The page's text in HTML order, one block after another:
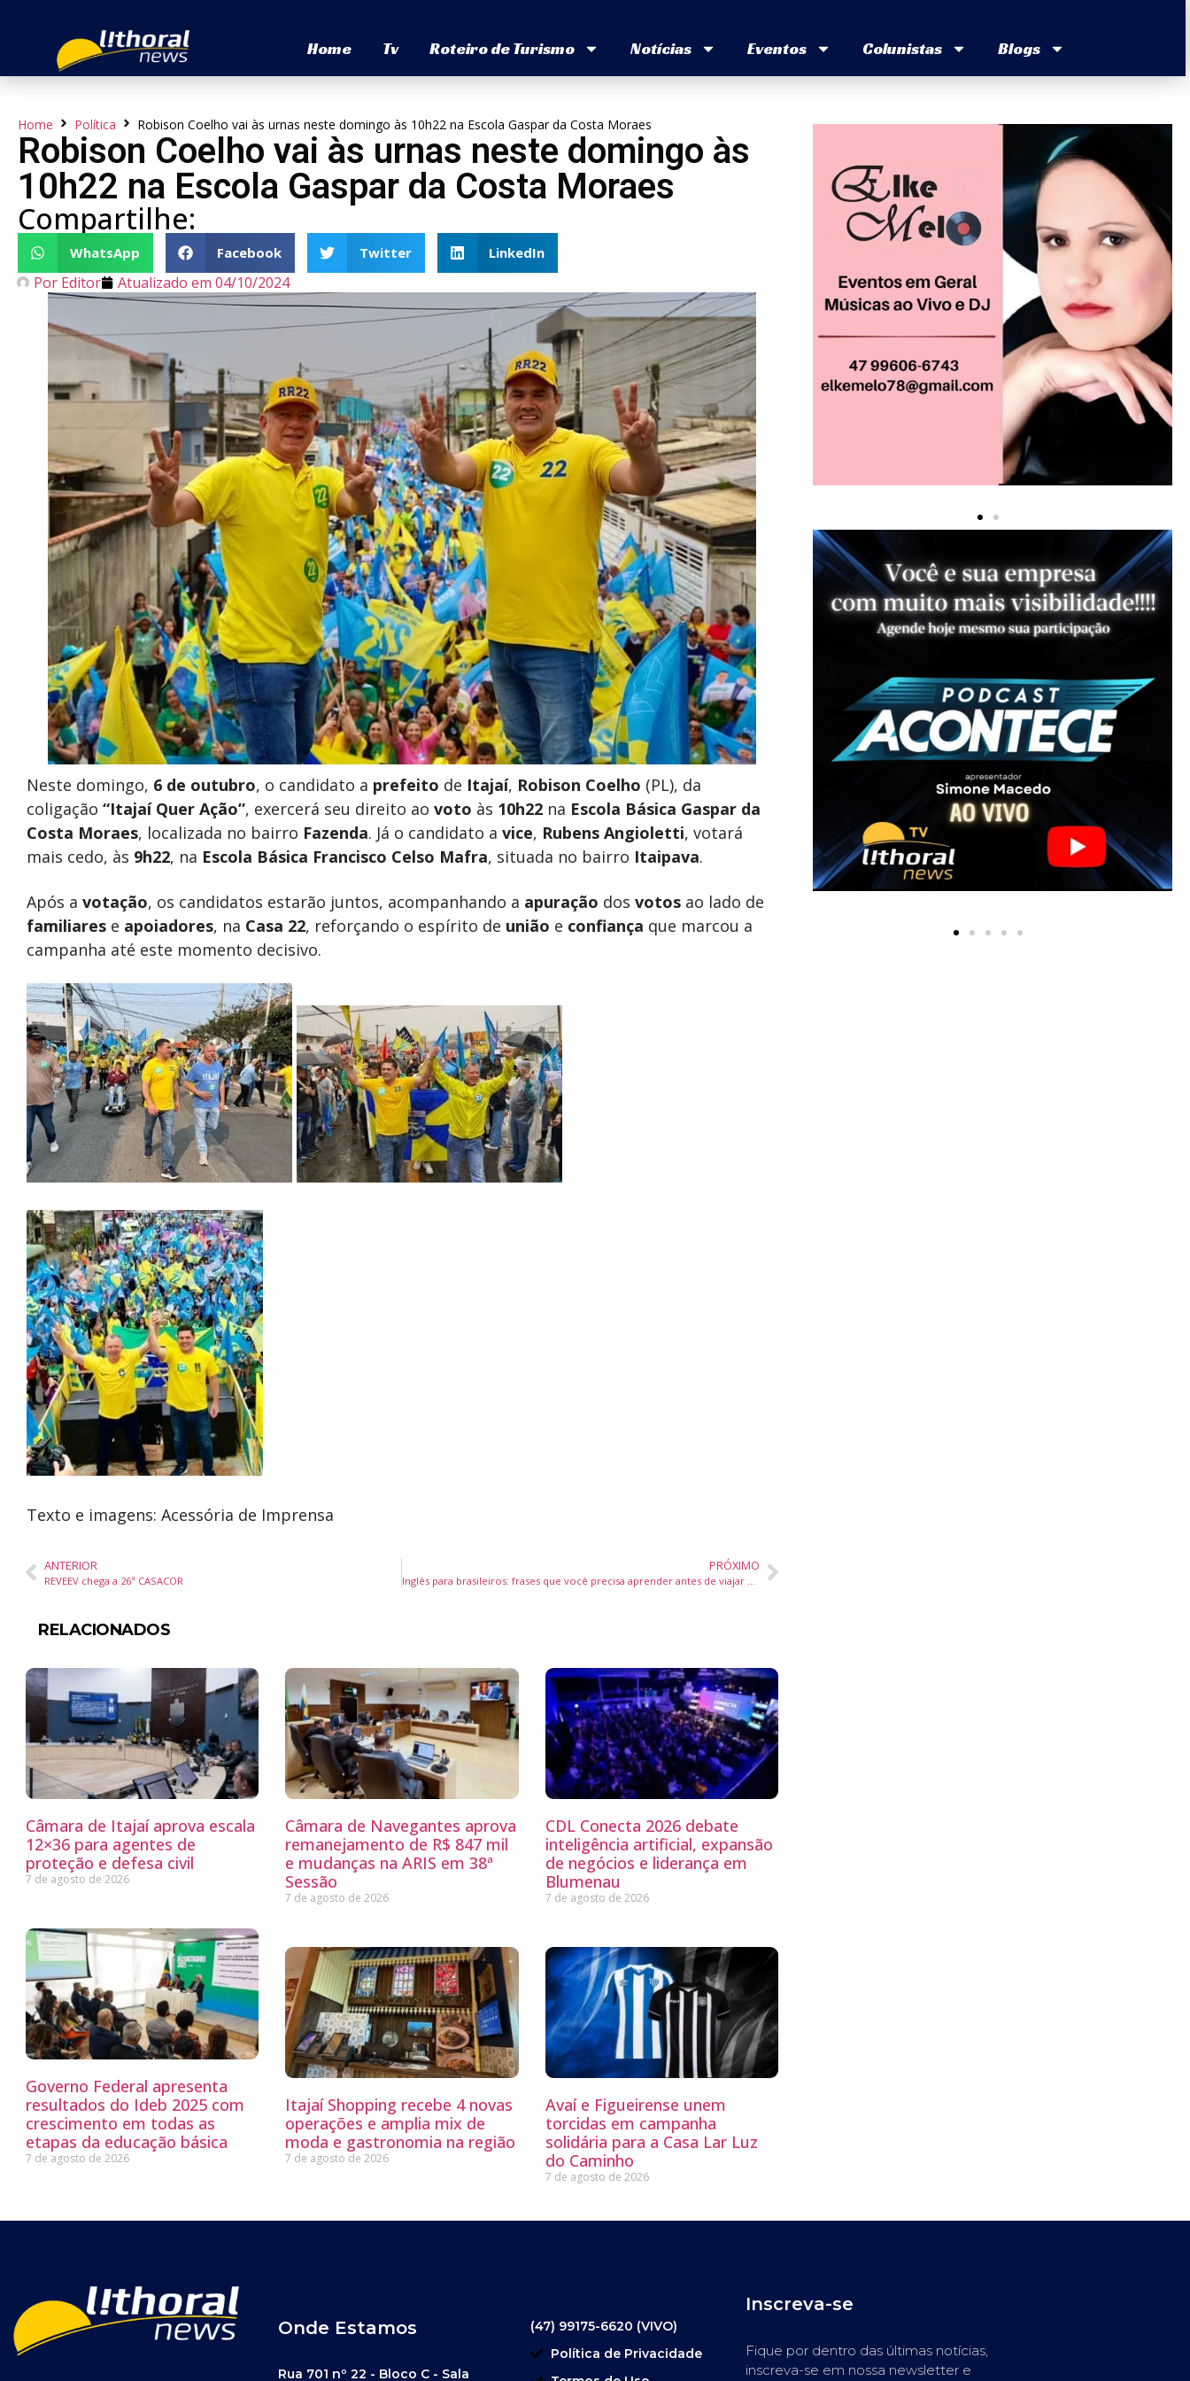
Home Tv Roteiro de Turismo Notícias Eventos Colunistas Blogs
Home Política Robison Coelho vai às urnas neste domingo às 10h22 na Escola Gaspar da Costa Moraes
Robison Coelho vai às urnas neste domingo às
10h22 na Escola Gaspar da Costa Moraes
Compartilhe:
WhatsApp Facebook Twitter LinkedIn
Por Editor Atualizado em 04/10/2024
Neste domingo, 6 de outubro, o candidato a prefeito de Itajaí, Robison Coelho (PL), da
coligação “Itajaí Quer Ação”, exercerá seu direito ao voto às 10h22 na Escola Básica Gaspar da
Costa Moraes, localizada no bairro Fazenda. Já o candidato a vice, Rubens Angioletti, votará
mais cedo, às 9h22, na Escola Básica Francisco Celso Mafra, situada no bairro Itaipava.
Após a votação, os candidatos estarão juntos, acompanhando a apuração dos votos ao lado de
familiares e apoiadores, na Casa 22, reforçando o espírito de união e confiança que marcou a
campanha até este momento decisivo.
Texto e imagens: Acessória de Imprensa
ANTERIOR
REVEEV chega a 26ª CASACOR
PRÓXIMO
RELACIONADOS
Câmara de Itajaí aprova escala
12×36 para agentes de
proteção e defesa civil
7 de agosto de 2026
Câmara de Navegantes aprova
remanejamento de R$ 847 mil
e mudanças na ARIS em 38ª
Sessão
7 de agosto de 2026
CDL Conecta 2026 debate
inteligência artificial, expansão
de negócios e liderança em
Blumenau
7 de agosto de 2026
Governo Federal apresenta
resultados do Ideb 2025 com
crescimento em todas as
etapas da educação básica
7 de agosto de 2026
Itajaí Shopping recebe 4 novas
operações e amplia mix de
moda e gastronomia na região
7 de agosto de 2026
Avaí e Figueirense unem
torcidas em campanha
solidária para a Casa Lar Luz
do Caminho
7 de agosto de 2026
Onde Estamos
Rua 701 nº 22 - Bloco C - Sala
(47) 99175-6620 (VIVO)
Política de Privacidade
Inscreva-se
Fique por dentro das últimas notícias,
inscreva-se em nossa newsletter e